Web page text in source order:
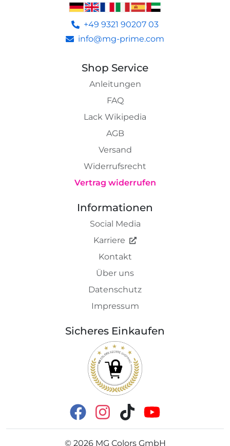
+49 9321 90207 03
info@mg-prime.com
Shop Service
Anleitungen
FAQ
Lack Wikipedia
AGB
Versand
Widerrufsrecht
Vertrag widerrufen
Informationen
Social Media
Karriere
Kontakt
Über uns
Datenschutz
Impressum
Sicheres Einkaufen
© 2026 MG Colors GmbH